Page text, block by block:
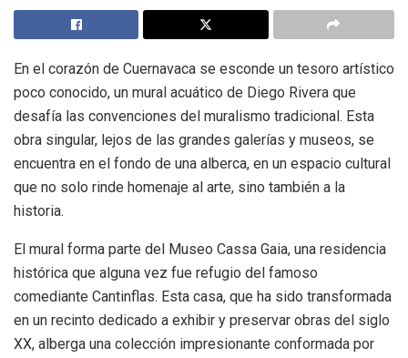
En el corazón de Cuernavaca se esconde un tesoro artístico
poco conocido, un mural acuático de Diego Rivera que
desafía las convenciones del muralismo tradicional. Esta
obra singular, lejos de las grandes galerías y museos, se
encuentra en el fondo de una alberca, en un espacio cultural
que no solo rinde homenaje al arte, sino también a la
historia.
El mural forma parte del Museo Cassa Gaia, una residencia
histórica que alguna vez fue refugio del famoso
comediante Cantinflas. Esta casa, que ha sido transformada
en un recinto dedicado a exhibir y preservar obras del siglo
XX, alberga una colección impresionante conformada por